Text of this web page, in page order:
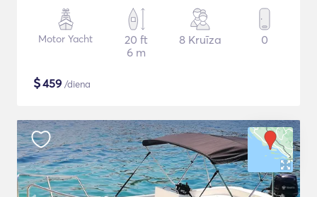
Motor Yacht
20 ft
6 m
8 Kruīza 0
$459 /diena